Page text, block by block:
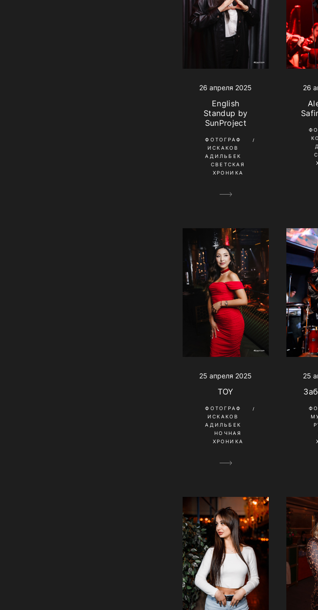
26 апреля 2025
English
Standup by
SunProject
ФОТОГРАФ
ИСКАКОВ
АДИЛЬБЕК
СВЕТСКАЯ
ХРОНИКА
26
25 апреля 2025
TOY
ФОТОГРАФ
ИСКАКОВ
АДИЛЬБЕК
НОЧНАЯ
ХРОНИКА
25